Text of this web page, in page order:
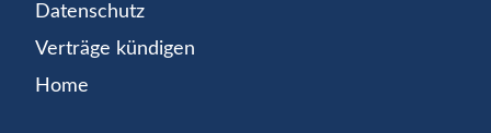
Datenschutz
Verträge kündigen
Home